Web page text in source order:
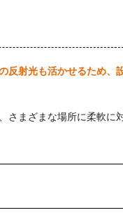
反射光も活かせるため、
さまざまな場所に柔軟に